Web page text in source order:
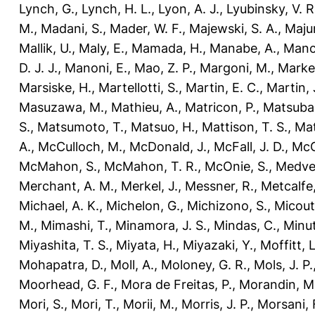
Lynch, G., Lynch, H. L., Lyon, A. J., Lyubinsky, V.
M., Madani, S., Mader, W. F., Majewski, S. A.,
Mallik, U., Maly, E., Mamada, H., Manabe, A.,
D. J. J., Manoni, E., Mao, Z. P., Margoni, M.,
Marsiske, H., Martellotti, S., Martin, E. C., Martin,
Masuzawa, M., Mathieu, A., Matricon, P.,
S., Matsumoto, T., Matsuo, H., Mattison, T. S.,
A., McCulloch, M., McDonald, J., McFall, J. D.,
McMahon, S., McMahon, T. R., McOnie, S.,
Merchant, A. M., Merkel, J., Messner, R.,
Michael, A. K., Michelon, G., Michizono, S.,
M., Mimashi, T., Minamora, J. S., Mindas, C.,
Miyashita, T. S., Miyata, H., Miyazaki, Y., Moffitt,
Mohapatra, D., Moll, A., Moloney, G. R., Mols, J. P.
Moorhead, G. F., Mora de Freitas, P., Morandin,
Mori, S., Mori, T., Morii, M., Morris, J. P., Morsani,